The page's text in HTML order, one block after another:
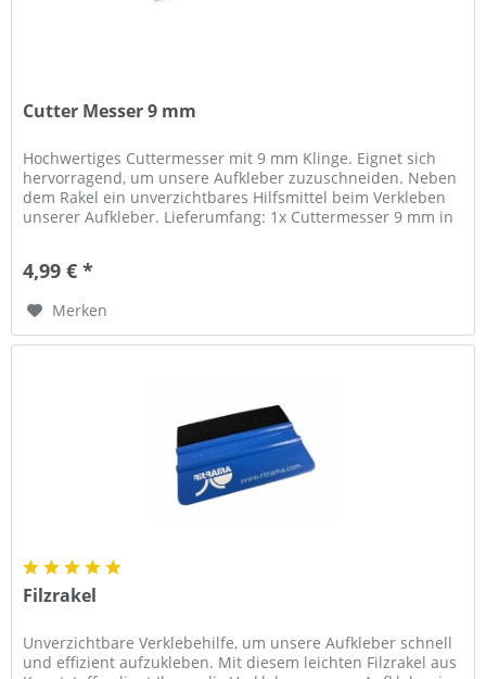
Cutter Messer 9 mm
Hochwertiges Cuttermesser mit 9 mm Klinge. Eignet sich
hervorragend, um unsere Aufkleber zuzuschneiden. Neben
dem Rakel ein unverzichtbares Hilfsmittel beim Verkleben
unserer Aufkleber. Lieferumfang: 1x Cuttermesser 9 mm in
4,99 € *
Merken
Filzrakel
Unverzichtbare Verklebehilfe, um unsere Aufkleber schnell
und effizient aufzukleben. Mit diesem leichten Filzrakel aus